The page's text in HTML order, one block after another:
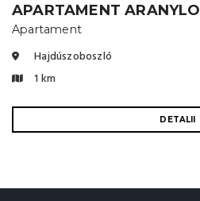
APARTAMENT ARANYLO
Apartament
Hajdúszoboszló
1 km
DETALII